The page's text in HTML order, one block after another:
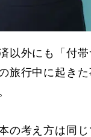
以外にも「付
旅行中に起き
の考え方は同